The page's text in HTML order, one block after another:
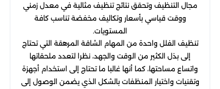
مجال التنظيف وتحقق نتائج تنظيف مثالية في معدل زمني
ووقت قياسي بأسعار وتكاليف مخفضة تناسب كافة
المستويات.
تنظيف الفلل واحدة من المهام الشاقة المرهقة التي تحتاج
إلى بذل الكثير من الوقت والجهد، نظرا لتعدد ملحقاتها
واتساع مساحتها، كما أنها غالبا ما تحتاج إلى استخدام أجهزة
وتقنيات واختيار المنظفات بالشكل الذي يضمن الوصول إلى